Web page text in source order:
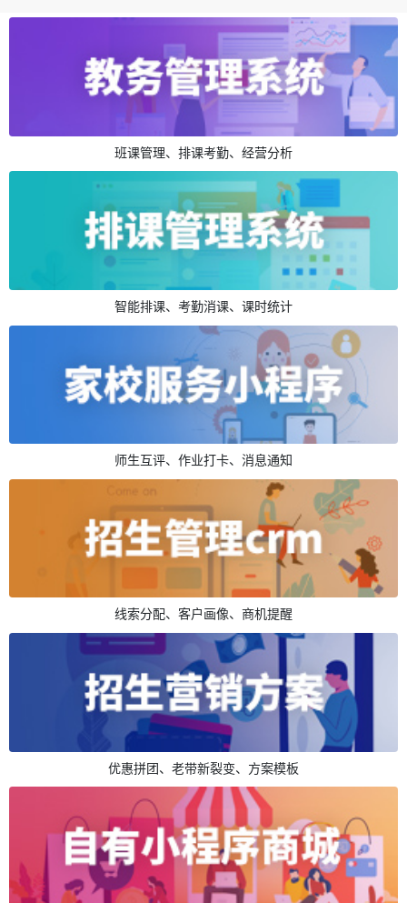
班课管理、排课考勤、经营分析
智能排课、考勤消课、课时统计
师生互评、作业打卡、消息通知
线索分配、客户画像、商机提醒
优惠拼团、老带新裂变、方案模板